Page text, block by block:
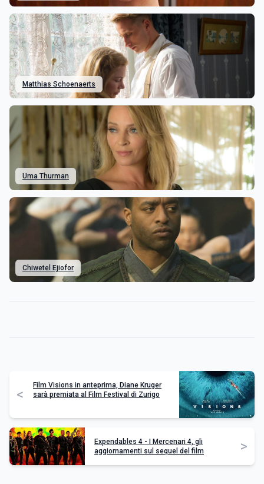
Matthias Schoenaerts
Uma Thurman
Chiwetel Ejiofor
<
Film Visions in anteprima, Diane Kruger
sarà premiata al Film Festival di Zurigo
Expendables 4 - I Mercenari 4, gli
aggiornamenti sul sequel del film
>